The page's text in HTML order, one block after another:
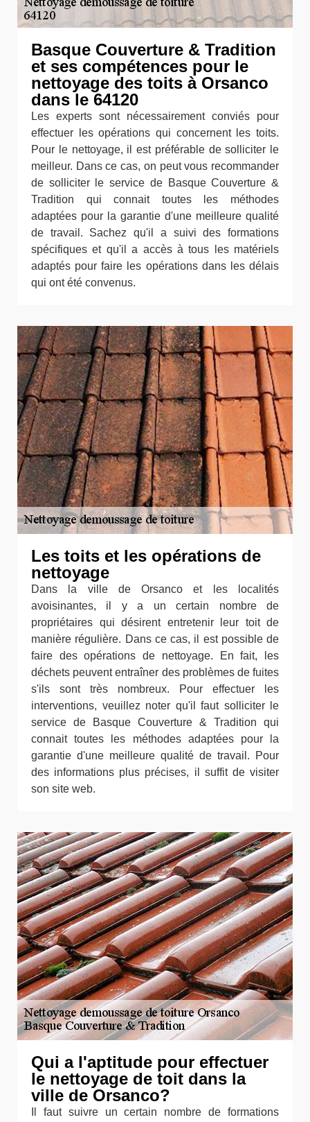
Basque Couverture & Tradition
et ses compétences pour le
nettoyage des toits à Orsanco
dans le 64120
Les experts sont nécessairement conviés pour
effectuer les opérations qui concernent les toits.
Pour le nettoyage, il est préférable de solliciter le
meilleur. Dans ce cas, on peut vous recommander
de solliciter le service de Basque Couverture &
Tradition qui connait toutes les méthodes
adaptées pour la garantie d'une meilleure qualité
de travail. Sachez qu'il a suivi des formations
spécifiques et qu'il a accès à tous les matériels
adaptés pour faire les opérations dans les délais
qui ont été convenus.
Les toits et les opérations de
nettoyage
Dans la ville de Orsanco et les localités
avoisinantes, il y a un certain nombre de
propriétaires qui désirent entretenir leur toit de
manière régulière. Dans ce cas, il est possible de
faire des opérations de nettoyage. En fait, les
déchets peuvent entraîner des problèmes de fuites
s'ils sont très nombreux. Pour effectuer les
interventions, veuillez noter qu'il faut solliciter le
service de Basque Couverture & Tradition qui
connait toutes les méthodes adaptées pour la
garantie d'une meilleure qualité de travail. Pour
des informations plus précises, il suffit de visiter
son site web.
Qui a l'aptitude pour effectuer
le nettoyage de toit dans la
ville de Orsanco?
Il faut suivre un certain nombre de formations